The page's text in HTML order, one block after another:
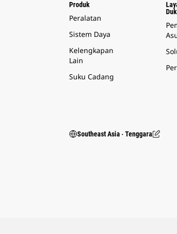
Produk
Peralatan
Sistem Daya
Kelengkapan
Lain
Suku Cadang
Southeast Asia ‧ Tenggara